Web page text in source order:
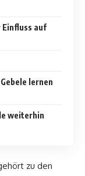
Einfluss auf
lernen
weiterhin
zu den